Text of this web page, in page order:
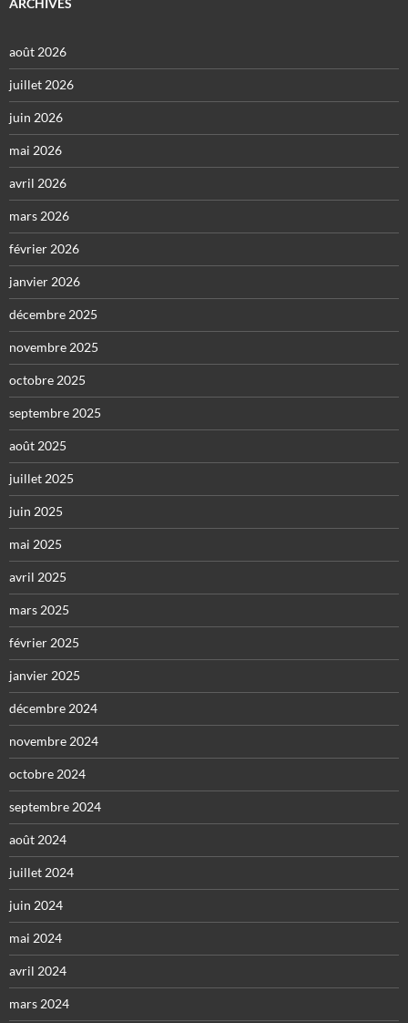
ARCHIVES
août 2026
juillet 2026
juin 2026
mai 2026
avril 2026
mars 2026
février 2026
janvier 2026
décembre 2025
novembre 2025
octobre 2025
septembre 2025
août 2025
juillet 2025
juin 2025
mai 2025
avril 2025
mars 2025
février 2025
janvier 2025
décembre 2024
novembre 2024
octobre 2024
septembre 2024
août 2024
juillet 2024
juin 2024
mai 2024
avril 2024
mars 2024